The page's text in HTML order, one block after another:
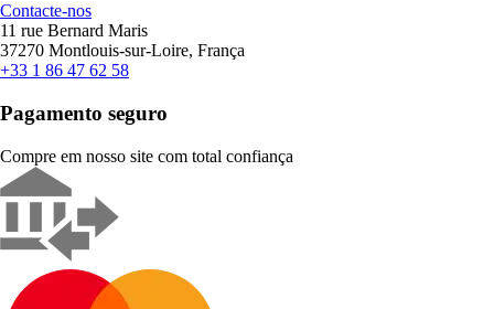
Contacte-nos
11 rue Bernard Maris
37270 Montlouis-sur-Loire, França
+33 1 86 47 62 58
Pagamento seguro
Compre em nosso site com total confiança